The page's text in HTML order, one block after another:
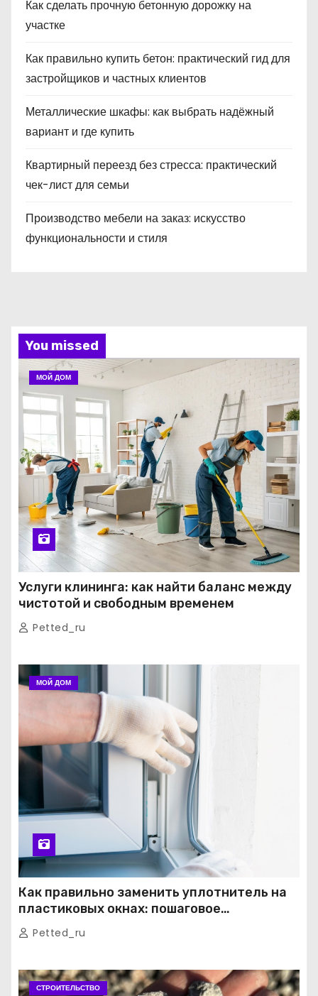
Как сделать прочную бетонную дорожку на
участке
Как правильно купить бетон: практический гид для
застройщиков и частных клиентов
Металлические шкафы: как выбрать надёжный
вариант и где купить
Квартирный переезд без стресса: практический
чек-лист для семьи
Производство мебели на заказ: искусство
функциональности и стиля
You missed
МОЙ ДОМ
Услуги клининга: как найти баланс между
чистотой и свободным временем
Petted_ru
МОЙ ДОМ
Как правильно заменить уплотнитель на
пластиковых окнах: пошаговое
руководство от экспертов
Petted_ru
СТРОИТЕЛЬСТВО